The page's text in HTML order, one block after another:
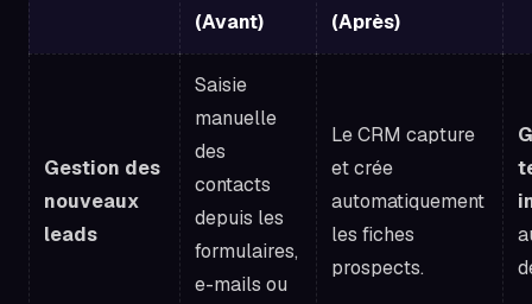
(Avant)
(Après)
Gestion des
nouveaux
leads
Saisie
manuelle
des
contacts
depuis les
formulaires,
e-mails ou
Le CRM capture
et crée
automatiquement
les fiches
prospects.